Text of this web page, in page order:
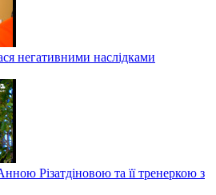
негативними наслідками
Різатдіновою та її тренеркою з